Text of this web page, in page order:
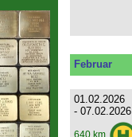
Februar
01.02.2026
- 07.02.2026